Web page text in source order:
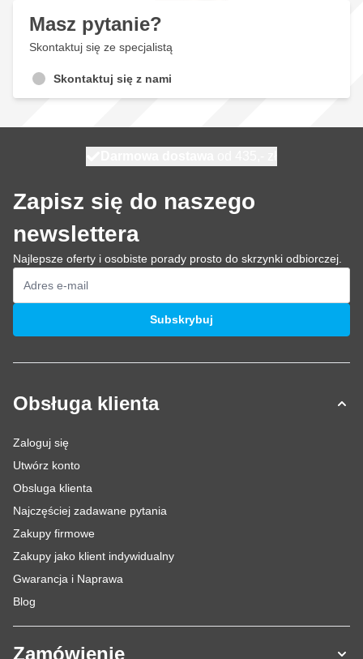
Masz pytanie?
Skontaktuj się ze specjalistą
Skontaktuj się z nami
Zapisz się do naszego
newslettera
Najlepsze oferty i osobiste porady prosto do skrzynki odbiorczej.
Adres e-mail
Subskrybuj
Obsługa klienta
Zaloguj się
Utwórz konto
Obsluga klienta
Najczęściej zadawane pytania
Zakupy firmowe
Zakupy jako klient indywidualny
Gwarancja i Naprawa
Blog
Zamówienie